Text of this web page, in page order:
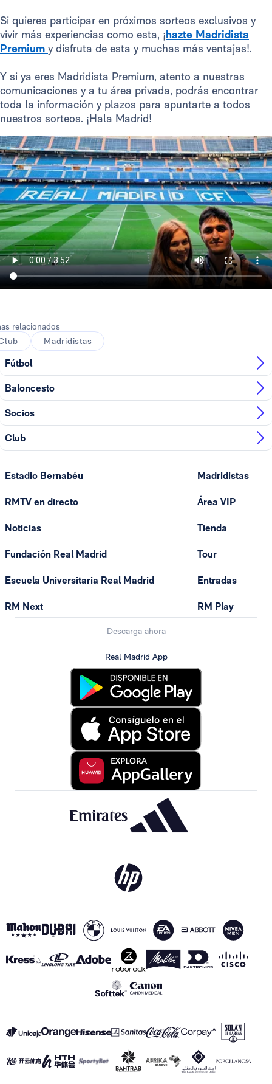
Si quieres participar en próximos sorteos exclusivos y
vivir más experiencias como esta, ¡hazte Madridista
Premium y disfruta de esta y muchas más ventajas!.
Y si ya eres Madridista Premium, atento a nuestras
comunicaciones y a tu área privada, podrás encontrar
toda la información y plazos para apuntarte a todos
nuestros sorteos. ¡Hala Madrid!
relacionados
Madridistas
Fútbol
Baloncesto
Socios
Club
Estadio Bernabéu
RMTV en directo
Noticias
Fundación Real Madrid
Escuela Universitaria Real Madrid
RM Next
Madridistas
Área VIP
Tienda
Tour
Entradas
RM Play
Descarga ahora
Real Madrid App